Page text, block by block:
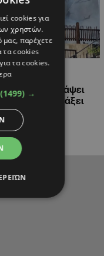
08:04
Πάφο:
να ανάψει
για να φτιάξει
cookies για
χρηστών.
μας, παρέχετε
τα cookies
τα cookies.
(1499) →